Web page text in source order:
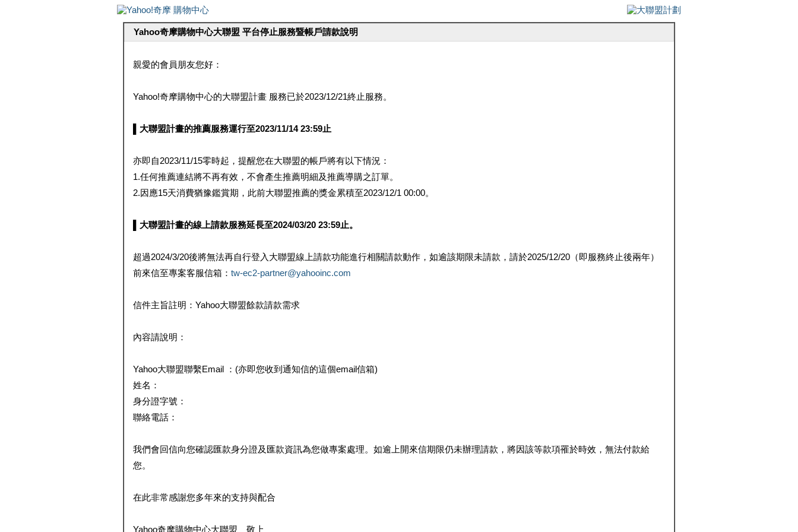
Yahoo奇摩購物中心大聯盟 平台停止服務暨帳戶請款說明
親愛的會員朋友您好：
Yahoo!奇摩購物中心的大聯盟計畫 服務已於2023/12/21終止服務。
▌大聯盟計畫的推薦服務運行至2023/11/14 23:59止
亦即自2023/11/15零時起，提醒您在大聯盟的帳戶將有以下情況：
1.任何推薦連結將不再有效，不會產生推薦明細及推薦導購之訂單。
2.因應15天消費猶豫鑑賞期，此前大聯盟推薦的獎金累積至2023/12/1 00:00。
▌大聯盟計畫的線上請款服務延長至2024/03/20 23:59止。
超過2024/3/20後將無法再自行登入大聯盟線上請款功能進行相關請款動作，如逾該期限未請款，請於2025/12/20（即服務終止後兩年）
前來信至專案客服信箱： tw-ec2-partner@yahooinc.com
信件主旨註明：Yahoo大聯盟餘款請款需求
內容請說明：
Yahoo大聯盟聯繫Email ：(亦即您收到通知信的這個email信箱)
姓名：
身分證字號：
聯絡電話：
我們會回信向您確認匯款身分證及匯款資訊為您做專案處理。如逾上開來信期限仍未辦理請款，將因該等款項罹於時效，無法付款給
您。
在此非常感謝您多年來的支持與配合
Yahoo奇摩購物中心大聯盟 敬上